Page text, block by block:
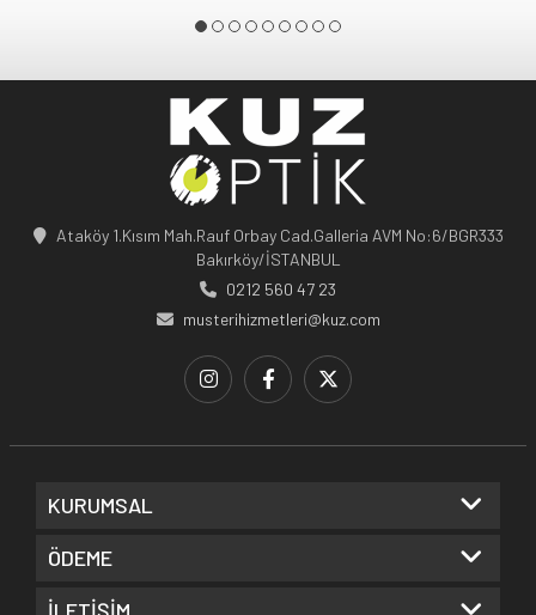
Ataköy 1.Kısım Mah.Rauf Orbay Cad.Galleria AVM No:6/BGR333
Bakırköy/İSTANBUL
0212 560 47 23
musterihizmetleri@kuz.com
KURUMSAL
ÖDEME